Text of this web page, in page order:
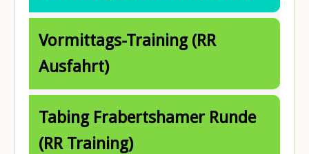
Vormittags-Training (RR
Ausfahrt)
Tabing Frabertshamer Runde
(RR Training)